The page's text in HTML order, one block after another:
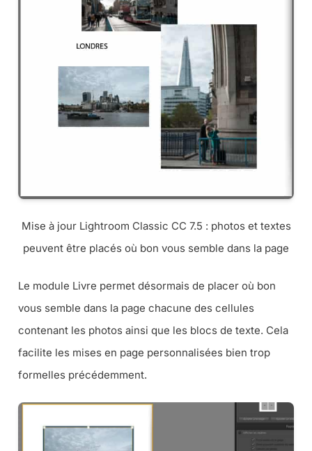
Mise à jour Lightroom Classic CC 7.5 : photos et textes
peuvent être placés où bon vous semble dans la page
Le module Livre permet désormais de placer où bon
vous semble dans la page chacune des cellules
contenant les photos ainsi que les blocs de texte. Cela
facilite les mises en page personnalisées bien trop
formelles précédemment.